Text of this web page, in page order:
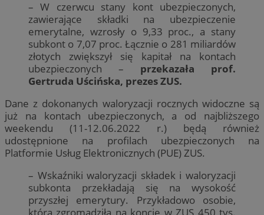
– W czerwcu stany kont ubezpieczonych,
zawierające składki na ubezpieczenie
emerytalne, wzrosły o 9,33 proc., a stany
subkont o 7,07 proc. Łącznie o 281 miliardów
złotych zwiększył się kapitał na kontach
ubezpieczonych – przekazała prof.
Gertruda Uścińska, prezes ZUS.
Dane z dokonanych waloryzacji rocznych widoczne są
już na kontach ubezpieczonych, a od najbliższego
weekendu (11-12.06.2022 r.) będą również
udostępnione na profilach ubezpieczonych na
Platformie Usług Elektronicznych (PUE) ZUS.
– Wskaźniki waloryzacji składek i waloryzacji
subkonta przekładają się na wysokość
przyszłej emerytury. Przykładowo osobie,
która zgromadziła na koncie w ZUS 450 tys.